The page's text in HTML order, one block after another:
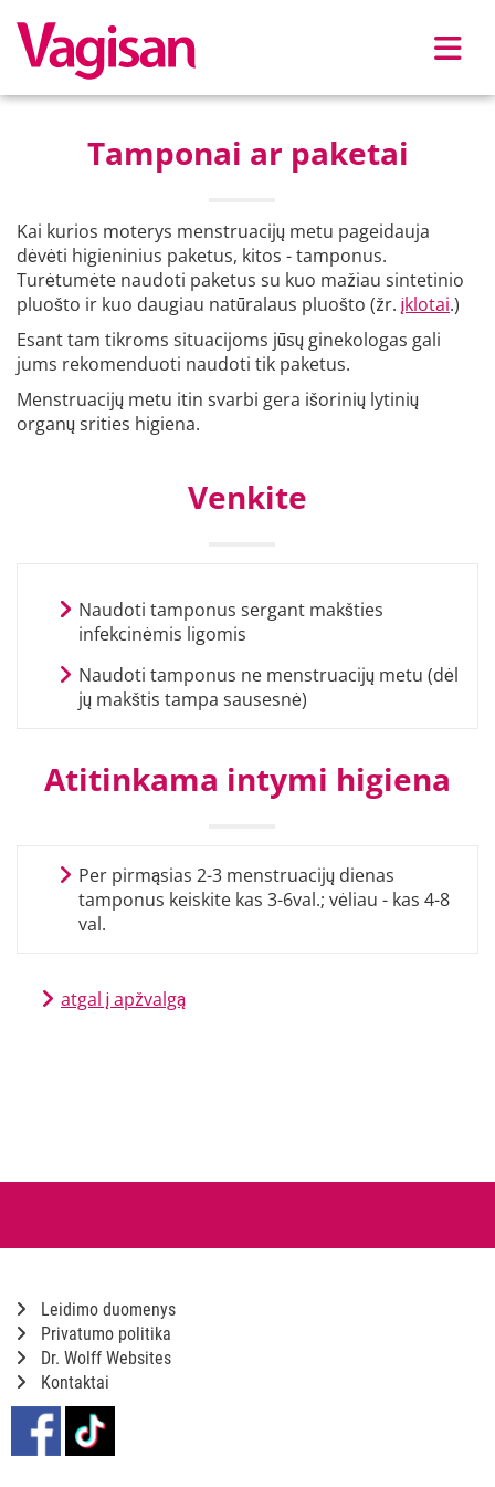
Tamponai ar paketai
Kai kurios moterys menstruacijų metu pageidauja
dėvėti higieninius paketus, kitos - tamponus.
Turėtumėte naudoti paketus su kuo mažiau sintetinio
pluošto ir kuo daugiau natūralaus pluošto (žr. įklotai.)
Esant tam tikroms situacijoms jūsų ginekologas gali
jums rekomenduoti naudoti tik paketus.
Menstruacijų metu itin svarbi gera išorinių lytinių
organų srities higiena.
Venkite
Naudoti tamponus sergant makšties
infekcinėmis ligomis
Naudoti tamponus ne menstruacijų metu (dėl
jų makštis tampa sausesnė)
Atitinkama intymi higiena
Per pirmąsias 2-3 menstruacijų dienas
tamponus keiskite kas 3-6val.; vėliau - kas 4-8
val.
atgal į apžvalgą
Leidimo duomenys
Privatumo politika
Dr. Wolff Websites
Kontaktai